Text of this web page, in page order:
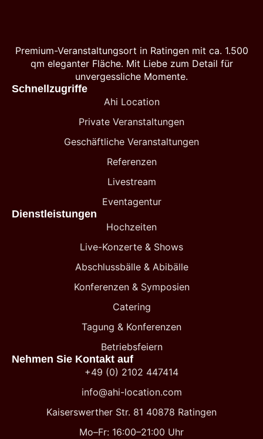
Premium-Veranstaltungsort in Ratingen mit ca. 1.500
qm eleganter Fläche. Mit Liebe zum Detail für
unvergessliche Momente.
Schnellzugriffe
Ahi Location
Private Veranstaltungen
Geschäftliche Veranstaltungen
Referenzen
Livestream
Eventagentur
Dienstleistungen
Hochzeiten
Live-Konzerte & Shows
Abschlussbälle & Abibälle
Konferenzen & Symposien
Catering
Tagung & Konferenzen
Betriebsfeiern
Nehmen Sie Kontakt auf
+49 (0) 2102 447414
info@ahi-location.com
Kaiserswerther Str. 81 40878 Ratingen
Mo–Fr: 16:00–21:00 Uhr